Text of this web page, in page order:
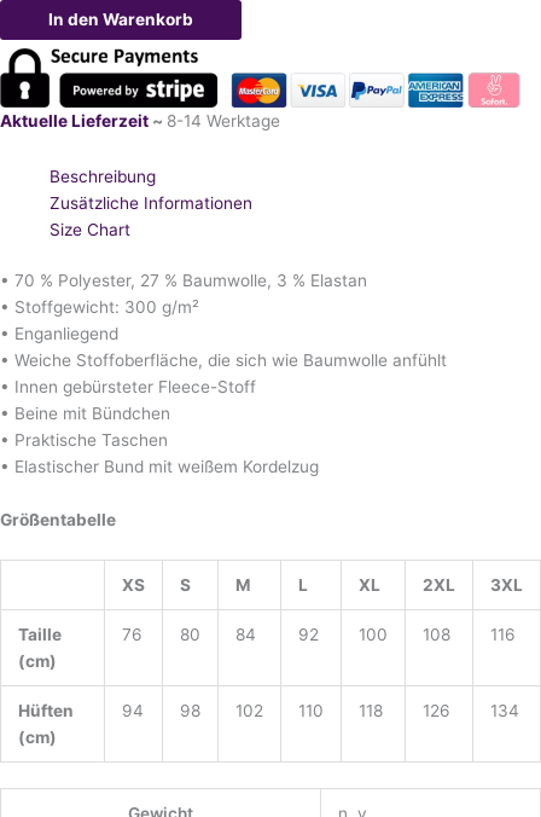
In den Warenkorb
Aktuelle Lieferzeit ~ 8-14 Werktage
Beschreibung
Zusätzliche Informationen
Size Chart
• 70 % Polyester, 27 % Baumwolle, 3 % Elastan
• Stoffgewicht: 300 g/m²
• Enganliegend
• Weiche Stoffoberfläche, die sich wie Baumwolle anfühlt
• Innen gebürsteter Fleece-Stoff
• Beine mit Bündchen
• Praktische Taschen
• Elastischer Bund mit weißem Kordelzug
Größentabelle
XS S M L XL 2XL 3XL
Taille
(cm)
76 80 84 92 100 108 116
Hüften
(cm)
94 98 102 110 118 126 134
Gewicht n. v.